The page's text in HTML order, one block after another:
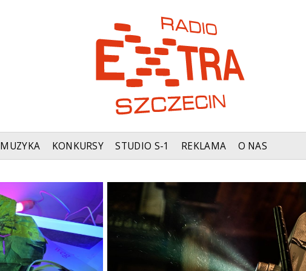
MUZYKA KONKURSY STUDIO S-1 REKLAMA O NAS